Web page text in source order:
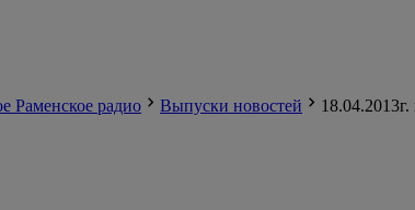
Раменское радио Выпуски новостей